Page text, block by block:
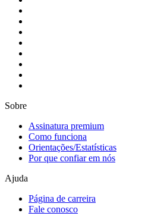
Sobre
Assinatura premium
Como funciona
Orientações/Estatísticas
Por que confiar em nós
Ajuda
Página de carreira
Fale conosco